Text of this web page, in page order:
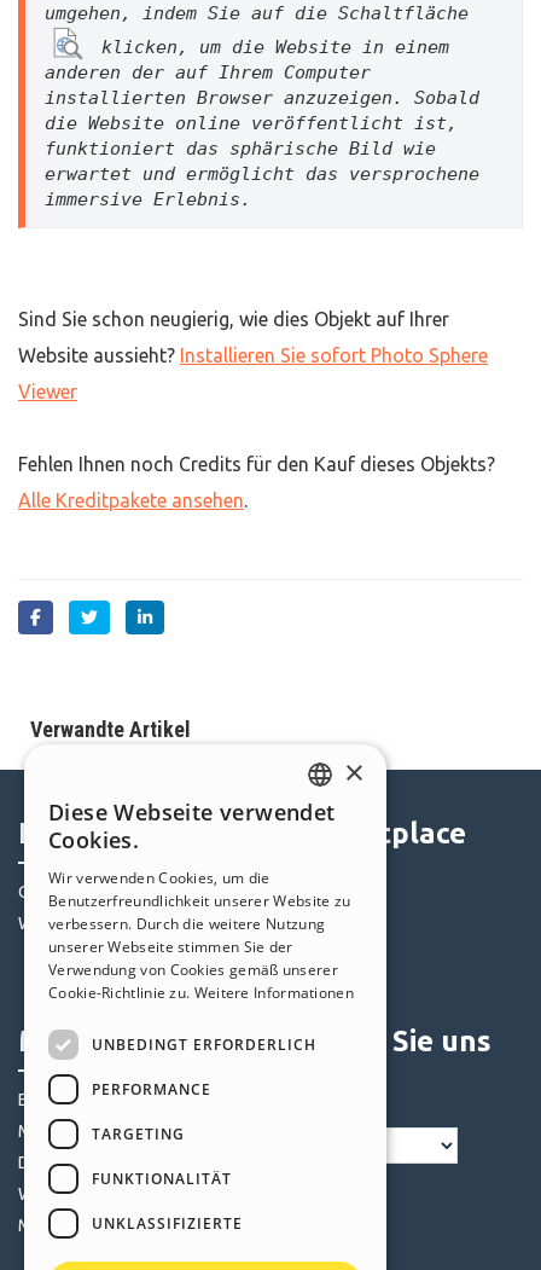
umgehen, indem Sie auf die Schaltfläche
klicken, um die Website in einem
anderen der auf Ihrem Computer
installierten Browser anzuzeigen. Sobald
die Website online veröffentlicht ist,
funktioniert das sphärische Bild wie
erwartet und ermöglicht das versprochene
immersive Erlebnis.
Sind Sie schon neugierig, wie dies Objekt auf Ihrer
Website aussieht? Installieren Sie sofort Photo Sphere
Viewer
Fehlen Ihnen noch Credits für den Kauf dieses Objekts?
Alle Kreditpakete ansehen.
Verwandte Artikel
Help Center
Community
Websites von Nutzern
Marketplace
Templates
Objekte
Angebote
Mein Profil
Eigene Beiträge
Meine Lizenz
Downloads
Webhosting
Meine Credits
Folgen Sie uns
ENGLISH
GERMAN
SPANISH
PORTUGUESE
×
Diese Webseite verwendet
Cookies.
Wir verwenden Cookies, um die
Benutzerfreundlichkeit unserer Website zu
verbessern. Durch die weitere Nutzung
unserer Webseite stimmen Sie der
Verwendung von Cookies gemäß unserer
Cookie-Richtlinie zu. Weitere Informationen
UNBEDINGT ERFORDERLICH
PERFORMANCE
TARGETING
FUNKTIONALITÄT
UNKLASSIFIZIERTE